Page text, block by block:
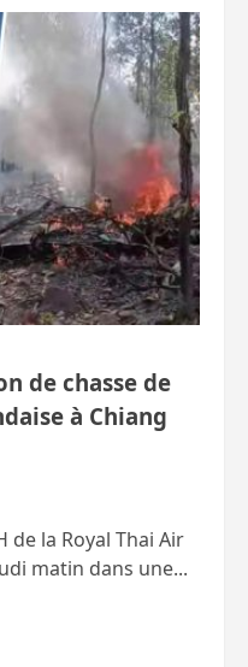
de chasse de
à Chiang
de la Royal Thai Air
matin dans une...